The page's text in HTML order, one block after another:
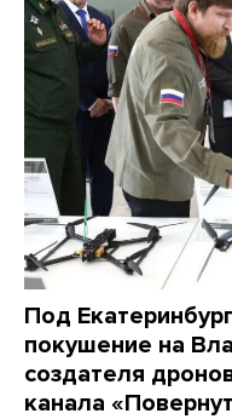
Под
покушение на
создателя
канала